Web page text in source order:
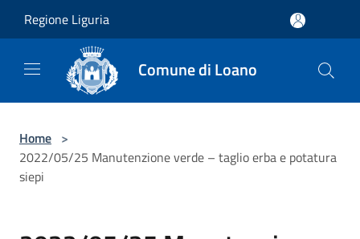
Regione Liguria
Comune di Loano
Home >
2022/05/25 Manutenzione verde – taglio erba e potatura
siepi